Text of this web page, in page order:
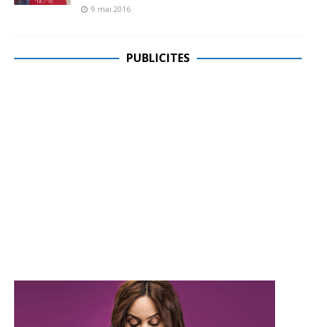
9 mai 2016
PUBLICITES